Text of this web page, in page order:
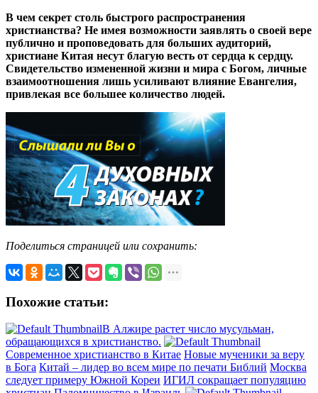
В чем секрет столь быстрого распространения
христианства? Не имея возможности заявлять о своей вере
публично и проповедовать для больших аудиторий,
христиане Китая несут благую весть от сердца к сердцу.
Свидетельство измененной жизни и мира с Богом, личные
взаимоотношения лишь усиливают влияние Евангелия,
привлекая все большее количество людей.
Поделиться страницей или сохранить:
Похожие статьи:
В Алжире растет число мусульман,
обращающихся в христианство.
Современное христианство в Китае Новые мученики за веру
в Бога Китай – лидер во всем мире по печати Библий Москва
следует примеру Южной Кореи ИГИЛ сокращает популяцию